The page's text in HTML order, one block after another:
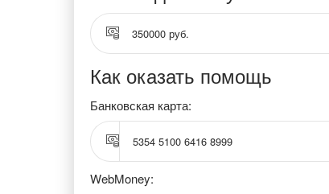
350000 руб.
Как оказать помощь
Банковская карта:
5354 5100 6416 8999
WebMoney: